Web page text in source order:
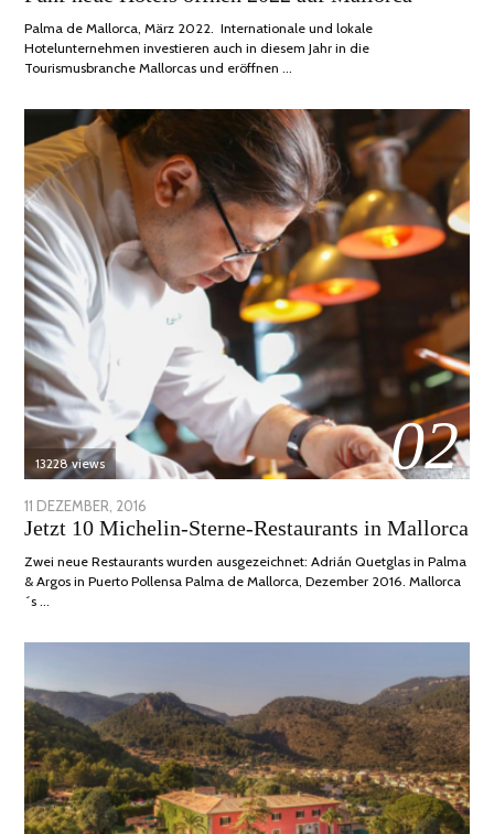
Palma de Mallorca, März 2022. Internationale und lokale
Hotelunternehmen investieren auch in diesem Jahr in die
Tourismusbranche Mallorcas und eröffnen …
02
13228 views
POSTED
ON
11 DEZEMBER, 2016
JUNI,
Jetzt 10 Michelin-Sterne-Restaurants in Mallorca
Zwei neue Restaurants wurden ausgezeichnet: Adrián Quetglas in Palma
& Argos in Puerto Pollensa Palma de Mallorca, Dezember 2016. Mallorca
´s …